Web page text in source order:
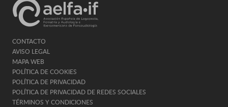
CONTACTO
AVISO LEGAL
MAPA WEB
POLÍTICA DE COOKIES
POLÍTICA DE PRIVACIDAD
POLÍTICA DE PRIVACIDAD DE REDES SOCIALES
TÉRMINOS Y CONDICIONES